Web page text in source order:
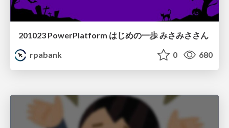
201023 PowerPlatform はじめの一歩 みさみささん
rpabank
0 680